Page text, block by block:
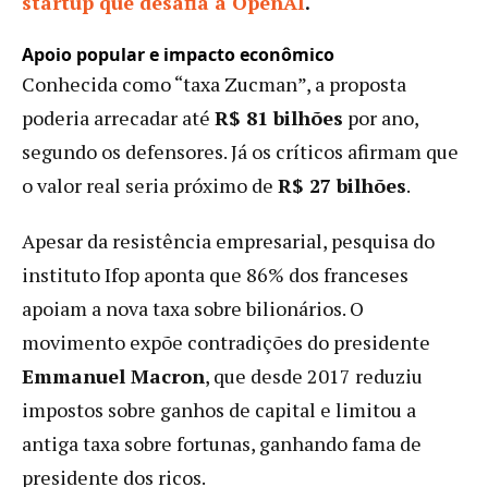
Apoio popular e impacto econômico
Conhecida como “taxa Zucman”, a proposta
poderia arrecadar até R$ 81 bilhões por ano,
segundo os defensores. Já os críticos afirmam que
o valor real seria próximo de R$ 27 bilhões.
Apesar da resistência empresarial, pesquisa do
instituto Ifop aponta que 86% dos franceses
apoiam a nova taxa sobre bilionários. O
movimento expõe contradições do presidente
Emmanuel Macron, que desde 2017 reduziu
impostos sobre ganhos de capital e limitou a
antiga taxa sobre fortunas, ganhando fama de
presidente dos ricos.